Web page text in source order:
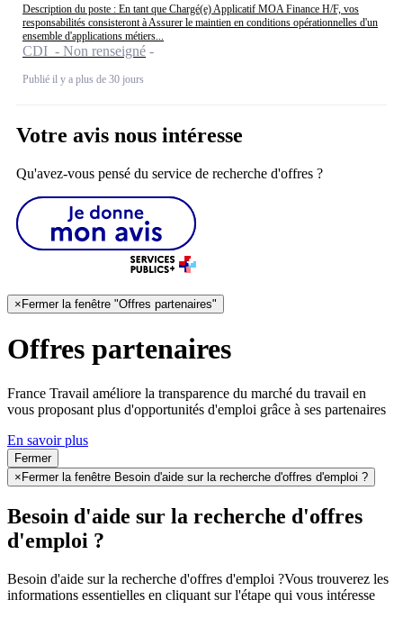
Description du poste : En tant que Chargé(e) Applicatif MOA Finance H/F, vos
responsabilités consisteront à Assurer le maintien en conditions opérationnelles d'un
ensemble d'applications métiers...
CDI - Non renseigné
Publié il y a plus de 30 jours
Votre avis nous intéresse
Qu'avez-vous pensé du service de recherche d'offres ?
× Fermer la fenêtre "Offres partenaires"
Offres partenaires
France Travail améliore la transparence du marché du travail en
vous proposant plus d'opportunités d'emploi grâce à ses partenaires
En savoir plus
Fermer
× Fermer la fenêtre Besoin d'aide sur la recherche d'offres d'emploi ?
Besoin d'aide sur la recherche d'offres
d'emploi ?
Besoin d'aide sur la recherche d'offres d'emploi ?Vous trouverez les
informations essentielles en cliquant sur l'étape qui vous intéresse